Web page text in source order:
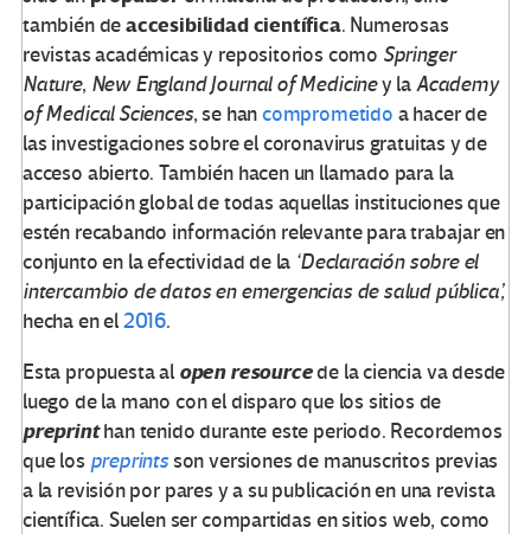
también deaccesibilidad científica. Numerosas
revistas académicas y repositorios como Springer
Nature, New England Journal of Mediciney laAcademy
of Medical Sciences, se hancomprometido a hacer de
las investigaciones sobre el coronavirus gratuitas y de
acceso abierto. También hacen un llamado para la
participación global de todas aquellas instituciones que
estén recabando información relevante para trabajar en
conjunto en la efectividad de la ‘Declaración sobre el
intercambio de datos en emergencias de salud pública’,
hecha en el2016.
Esta propuesta al open resourcede la ciencia va desde
luego de la mano con el disparo que los sitios de
preprint han tenido durante este periodo. Recordemos
que los preprintsson versiones de manuscritos previas
a la revisión por pares y a su publicación en una revista
científica. Suelen ser compartidas en sitios web, como